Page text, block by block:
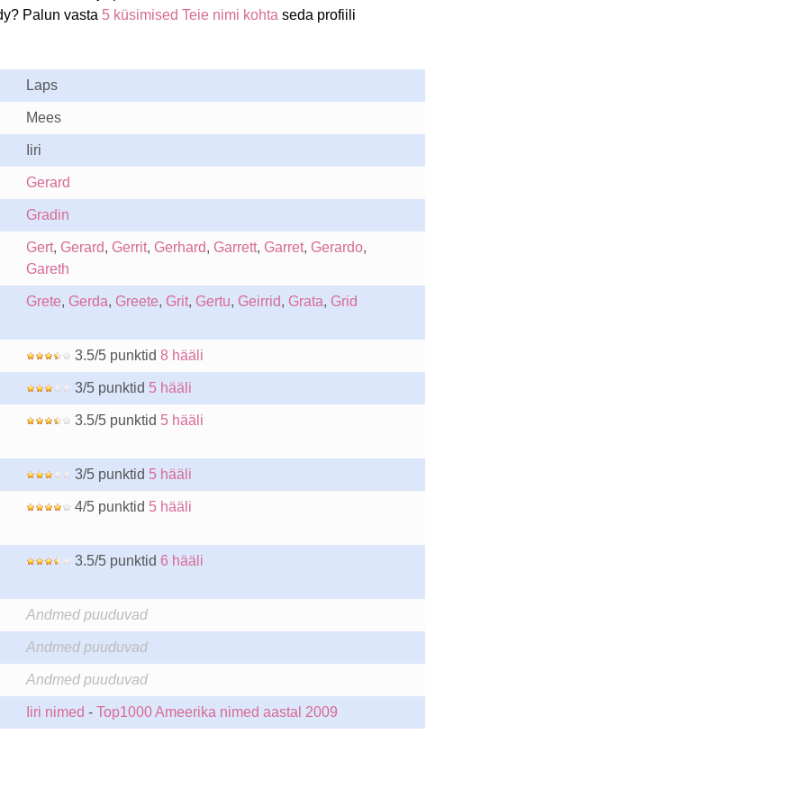
Palun vasta 5 küsimised Teie nimi kohta seda profiili
Laps
Mees
Iiri
Gerard
Gradin
Gert, Gerard, Gerrit, Gerhard, Garrett, Garret, Gerardo,
Gareth
Grete, Gerda, Greete, Grit, Gertu, Geirrid, Grata, Grid
3.5/5 punktid 8 hääli
3/5 punktid 5 hääli
3.5/5 punktid 5 hääli
3/5 punktid 5 hääli
4/5 punktid 5 hääli
3.5/5 punktid 6 hääli
Andmed puuduvad
Andmed puuduvad
Andmed puuduvad
Iiri nimed - Top1000 Ameerika nimed aastal 2009